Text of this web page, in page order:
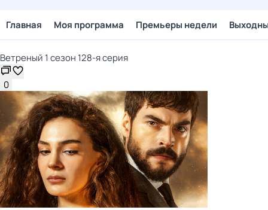
Главная Моя программа Премьеры недели
Ветреный 1 сезон 128-я серия
0